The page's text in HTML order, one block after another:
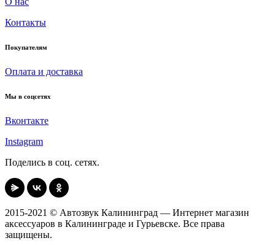
Контакты
Покупателям
Оплата и доставка
Мы в соцсетях
Вконтакте
Instagram
Поделись в соц. сетях.
2015-2021 © Автозвук Калининград — Интернет магазин
аксессуаров в Калининграде и Гурьевске. Все права
защищены.